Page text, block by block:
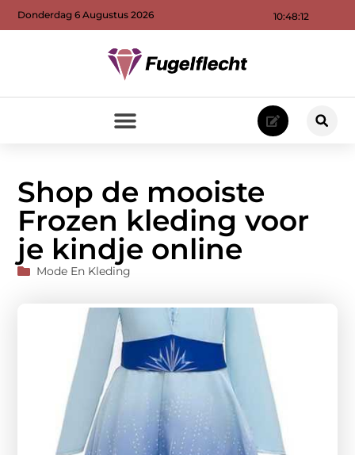
10:48:13
Donderdag 6 Augustus 2026
Shop de mooiste
Frozen kleding voor
je kindje online
Mode En Kleding